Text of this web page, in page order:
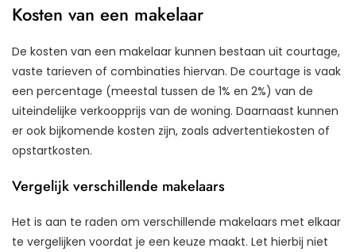
Kosten van een makelaar
De kosten van een makelaar kunnen bestaan uit courtage,
vaste tarieven of combinaties hiervan. De courtage is vaak
een percentage (meestal tussen de 1% en 2%) van de
uiteindelijke verkoopprijs van de woning. Daarnaast kunnen
er ook bijkomende kosten zijn, zoals advertentiekosten of
opstartkosten.
Vergelijk verschillende makelaars
Het is aan te raden om verschillende makelaars met elkaar
te vergelijken voordat je een keuze maakt. Let hierbij niet